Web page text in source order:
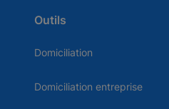
Outils
Domiciliation
Domiciliation entreprise